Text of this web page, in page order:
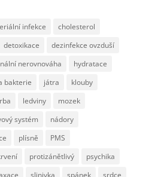
infekce
cholesterol
detoxikace
dezinfekce ovzduší
nerovnováha
hydratace
bakterie játra
klouby
ledviny
mozek
systém
nádory
plísně
PMS
protizánětlivý
psychika